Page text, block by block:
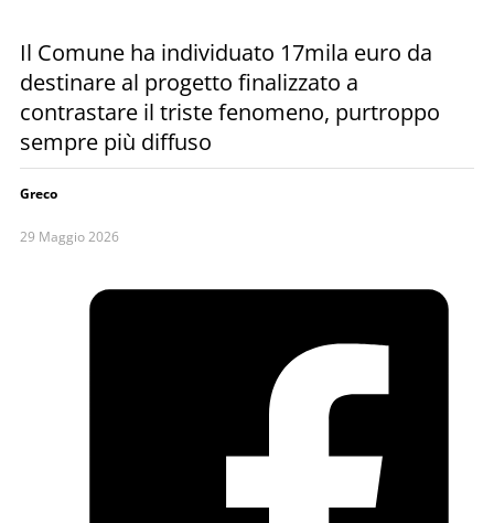
Il Comune ha individuato 17mila euro da
destinare al progetto finalizzato a
contrastare il triste fenomeno, purtroppo
sempre più diffuso
Greco
29 Maggio 2026